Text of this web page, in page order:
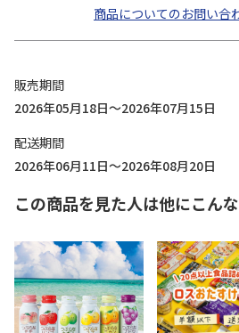
商品についてのお問い合
販売期間
2026年05月18日～2026年07月15日
配送期間
2026年06月11日～2026年08月20日
この商品を見た人は他にこん